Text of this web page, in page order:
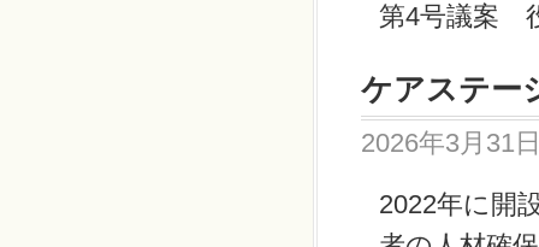
第4号議案
ケアステー
2026年3月31
2022年に開